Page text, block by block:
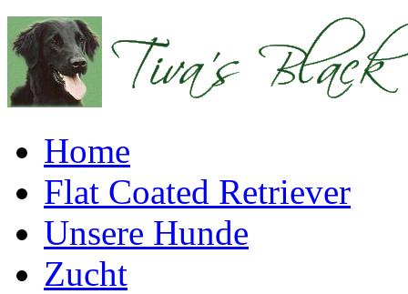
Home
Flat Coated Retriever
Unsere Hunde
Zucht